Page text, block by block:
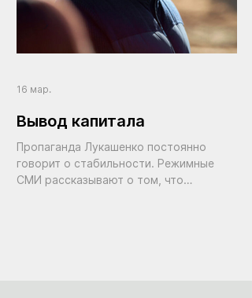
Вывод капитала
Пропаганда Лукашенко постоянно
говорит о стабильности. Режимные
СМИ рассказывают о том, что
16 мар.